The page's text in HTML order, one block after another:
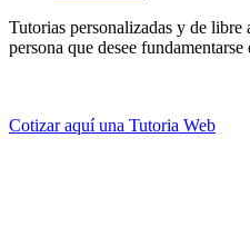
Tutorias personalizadas y de libre
persona que desee
Cotizar aquí una Tutoria Web